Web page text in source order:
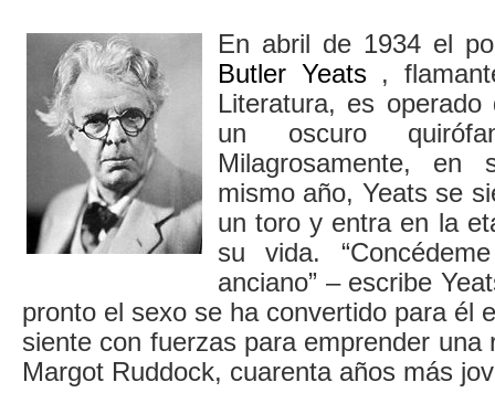
En abril de 1934 el
Butler Yeats,
Literatura, es
un oscuro
Milagrosamente, en
mismo año, Yeats se
un toro y entra en la
su vida.
anciano” – escribe
pronto el sexo se ha convertido para él
siente con fuerzas para emprender una
Margot Ruddock, cuarenta años más